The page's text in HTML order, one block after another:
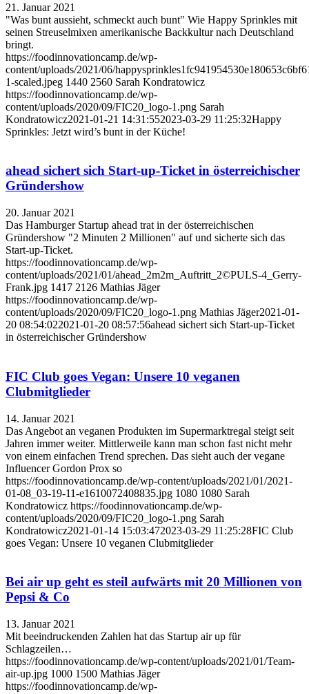
21. Januar 2021
"Was bunt aussieht, schmeckt auch bunt" Wie Happy Sprinkles mit
seinen Streuselmixen amerikanische Backkultur nach Deutschland
bringt.
https://foodinnovationcamp.de/wp-
content/uploads/2021/06/
1-scaled.jpeg 1440 2560 Sarah Kondratowicz
https://foodinnovationcamp.de/wp-
content/uploads/2020/09/FIC20_logo-1.png Sarah
Kondratowicz2021-01-21 14:31:552023-03-29 11:25:32Happy
Sprinkles: Jetzt wird’s bunt in der Küche!
ahead sichert sich Start-up-Ticket in österreichischer
Gründershow
20. Januar 2021
Das Hamburger Startup ahead trat in der österreichischen
Gründershow "2 Minuten 2 Millionen" auf und sicherte sich das
Start-up-Ticket.
https://foodinnovationcamp.de/wp-
content/uploads/2021/01/ahead_2m2m_Auftritt_2©PULS-4_Gerry-
Frank.jpg 1417 2126 Mathias Jäger
https://foodinnovationcamp.de/wp-
content/uploads/2020/09/FIC20_logo-1.png Mathias Jäger2021-01-
20 08:54:022021-01-20 08:57:56ahead sichert sich Start-up-Ticket
in österreichischer Gründershow
FIC Club goes Vegan: Unsere 10 veganen
Clubmitglieder
14. Januar 2021
Das Angebot an veganen Produkten im Supermarktregal steigt seit
Jahren immer weiter. Mittlerweile kann man schon fast nicht mehr
von einem einfachen Trend sprechen. Das sieht auch der vegane
Influencer Gordon Prox so
https://foodinnovationcamp.de/wp-content/uploads/2021/01/2021-
01-08_03-19-11-e1610072408835.jpg 1080 1080 Sarah
Kondratowicz https://foodinnovationcamp.de/wp-
content/uploads/2020/09/FIC20_logo-1.png Sarah
Kondratowicz2021-01-14 15:03:472023-03-29 11:25:28FIC Club
goes Vegan: Unsere 10 veganen Clubmitglieder
Bei air up geht es steil aufwärts mit 20 Millionen von
Pepsi & Co
13. Januar 2021
Mit beeindruckenden Zahlen hat das Startup air up für
Schlagzeilen…
https://foodinnovationcamp.de/wp-content/uploads/2021/01/Team-
air-up.jpg 1000 1500 Mathias Jäger
https://foodinnovationcamp.de/wp-